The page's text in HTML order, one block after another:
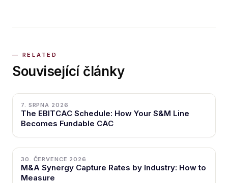
Související články
7. SRPNA 2026
The EBITCAC Schedule: How Your S&M Line
Becomes Fundable CAC
30. ČERVENCE 2026
M&A Synergy Capture Rates by Industry: How to
Measure